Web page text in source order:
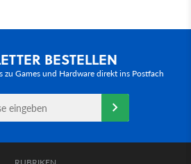
BESTELLEN
zu Games und Hardware direkt ins Postfach